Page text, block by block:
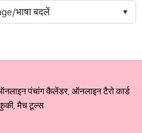
पंचांग कैलेंडर, ऑनलाइन टैरो कार्ड
मैच टूल्स